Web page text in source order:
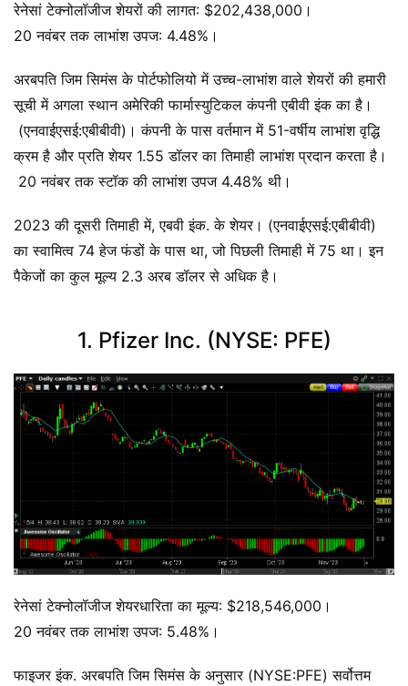
रेनेसां टेक्नोलॉजीज शेयरों की लागत: $202,438,000।
20 नवंबर तक लाभांश उपज: 4.48%।
अरबपति जिम सिमंस के पोर्टफोलियो में उच्च-लाभांश वाले शेयरों की हमारी
सूची में अगला स्थान अमेरिकी फार्मास्युटिकल कंपनी एबीवी इंक का है।
(एनवाईएसई:एबीबीवी)। कंपनी के पास वर्तमान में 51-वर्षीय लाभांश वृद्धि
क्रम है और प्रति शेयर 1.55 डॉलर का तिमाही लाभांश प्रदान करता है।
20 नवंबर तक स्टॉक की लाभांश उपज 4.48% थी।
2023 की दूसरी तिमाही में, एबवी इंक. के शेयर। (एनवाईएसई:एबीबीवी)
का स्वामित्व 74 हेज फंडों के पास था, जो पिछली तिमाही में 75 था। इन
पैकेजों का कुल मूल्य 2.3 अरब डॉलर से अधिक है।
1. Pfizer Inc. (NYSE: PFE)
रेनेसां टेक्नोलॉजीज शेयरधारिता का मूल्य: $218,546,000।
20 नवंबर तक लाभांश उपज: 5.48%।
फाइजर इंक. अरबपति जिम सिमंस के अनुसार (NYSE:PFE) सर्वोत्तम